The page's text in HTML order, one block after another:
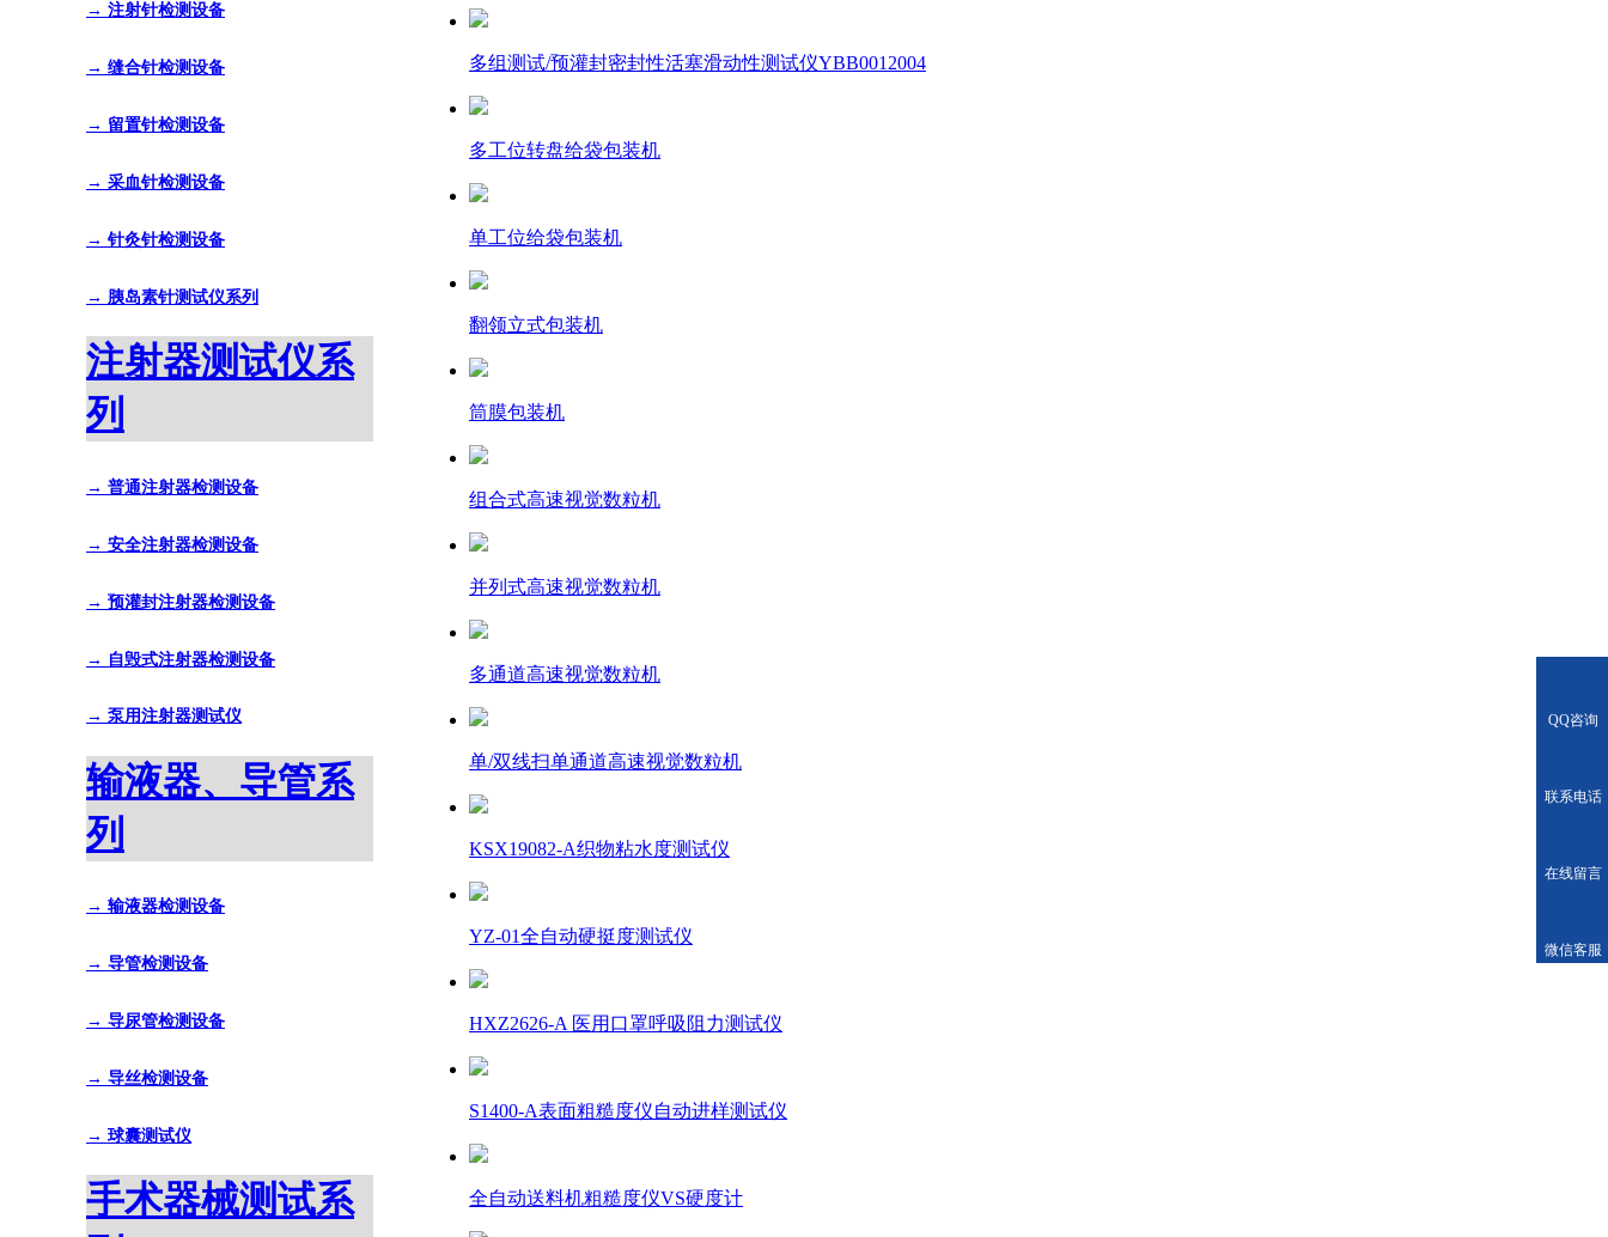
→ 注射针检测设备
→ 缝合针检测设备
→ 留置针检测设备
→ 采血针检测设备
→ 针灸针检测设备
→ 胰岛素针测试仪系列
注射器测试仪系
列
→ 普通注射器检测设备
→ 安全注射器检测设备
→ 预灌封注射器检测设备
→ 自毁式注射器检测设备
→ 泵用注射器测试仪
输液器、导管系
列
→ 输液器检测设备
→ 导管检测设备
→ 导尿管检测设备
→ 导丝检测设备
→ 球囊测试仪
手术器械测试系
多组测试/预灌封密封性活塞滑动性测试仪YBB0012004
多工位转盘给袋包装机
单工位给袋包装机
翻领立式包装机
筒膜包装机
组合式高速视觉数粒机
并列式高速视觉数粒机
多通道高速视觉数粒机
单/双线扫单通道高速视觉数粒机
KSX19082-A织物粘水度测试仪
YZ-01全自动硬挺度测试仪
HXZ2626-A 医用口罩呼吸阻力测试仪
S1400-A表面粗糙度仪自动进样测试仪
全自动送料机粗糙度仪VS硬度计
QQ咨询
联系电话
在线留言
微信客服